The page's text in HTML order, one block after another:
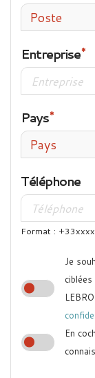
Poste
Entreprise
Pays
Pays
Téléphone
Format :
Je
En